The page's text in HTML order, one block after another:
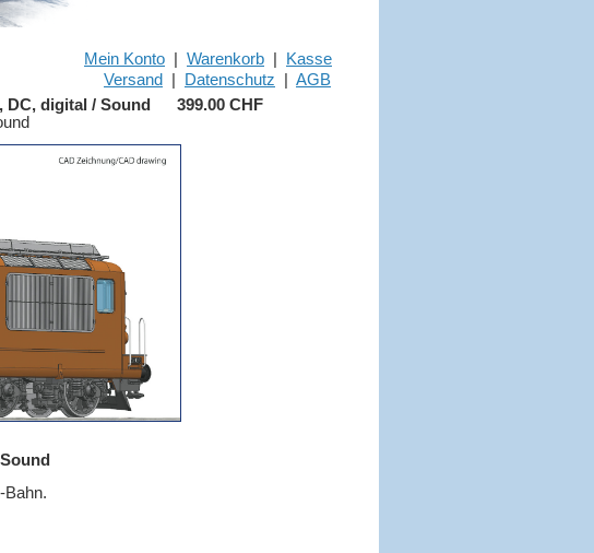
Mein Konto Warenkorb
Kasse
Versand
Datenschutz
AGB
DC, digital / Sound
399.00 CHF
Bahn.